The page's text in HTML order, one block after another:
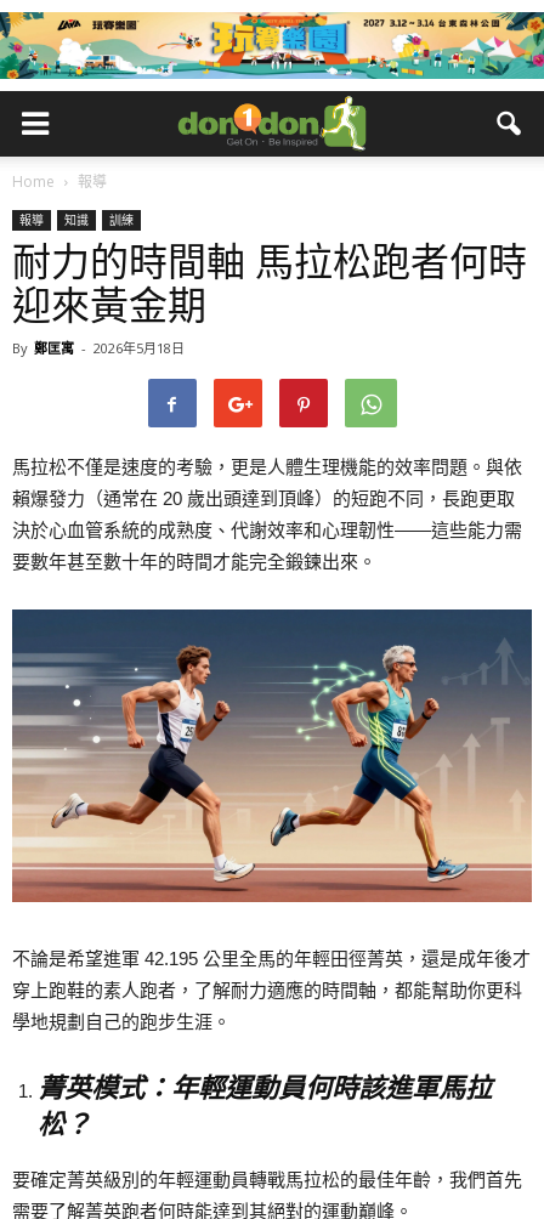
Home 報導
報導 知識 訓練
耐力的時間軸 馬拉松跑者何時
迎來黃金期
By 鄭匡寓 - 2026年5月18日
馬拉松不僅是速度的考驗，更是人體生理機能的效率問題。與依
賴爆發力（通常在 20 歲出頭達到頂峰）的短跑不同，長跑更取
決於心血管系統的成熟度、代謝效率和心理韌性——這些能力需
要數年甚至數十年的時間才能完全鍛鍊出來。
不論是希望進軍 42.195 公里全馬的年輕田徑菁英，還是成年後才
穿上跑鞋的素人跑者，了解耐力適應的時間軸，都能幫助你更科
學地規劃自己的跑步生涯。
菁英模式：年輕運動員何時該進軍馬拉
松？
要確定菁英級別的年輕運動員轉戰馬拉松的最佳年齡，我們首先
需要了解菁英跑者何時能達到其絕對的運動巔峰。